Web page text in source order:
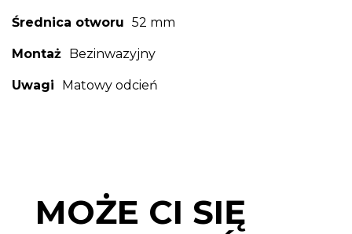
Średnica otworu 52 mm
Montaż Bezinwazyjny
Uwagi Matowy odcień
MOŻE CI SIĘ